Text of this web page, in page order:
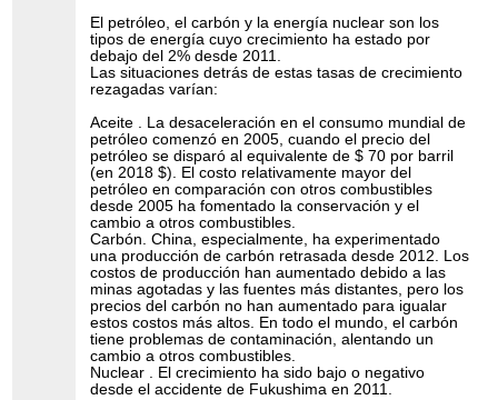
El petróleo, el carbón y la energía nuclear son los
tipos de energía cuyo crecimiento ha estado por
debajo del 2% desde 2011.
Las situaciones detrás de estas tasas de crecimiento
rezagadas varían:
Aceite . La desaceleración en el consumo mundial de
petróleo comenzó en 2005, cuando el precio del
petróleo se disparó al equivalente de $ 70 por barril
(en 2018 $). El costo relativamente mayor del
petróleo en comparación con otros combustibles
desde 2005 ha fomentado la conservación y el
cambio a otros combustibles.
Carbón. China, especialmente, ha experimentado
una producción de carbón retrasada desde 2012. Los
costos de producción han aumentado debido a las
minas agotadas y las fuentes más distantes, pero los
precios del carbón no han aumentado para igualar
estos costos más altos. En todo el mundo, el carbón
tiene problemas de contaminación, alentando un
cambio a otros combustibles.
Nuclear . El crecimiento ha sido bajo o negativo
desde el accidente de Fukushima en 2011.